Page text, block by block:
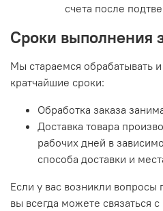
счета после
Сроки выполнения
Мы стараемся обрабатывать
кратчайшие сроки:
Обработка заказа
Доставка товара
рабочих дней в
способа доставки и
Если у вас возникли вопросы
вы всегда можете связаться